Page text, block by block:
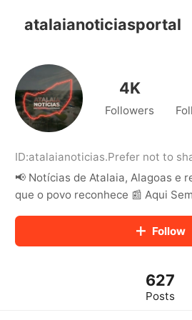
atalaianoticiasportal
4K
Followers
ID:atalaianoticias.Prefer not to
📢 Notícias de Atalaia, Alagoas e
que o povo reconhece 📰 Aqui
Follow
627
Posts